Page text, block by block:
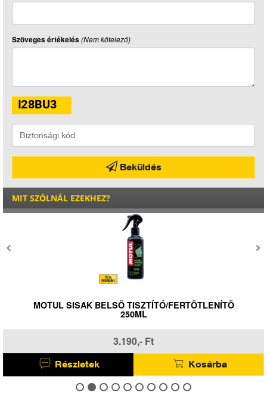
Szöveges értékelés(Nem kötelező)
Beküldés
MIT SZÓLNÁL EZEKHEZ?
MOTUL SISAK BELSÖ TISZTÍTÓ/FERTÖTLENÍTÖ
250ML
3.190,- Ft
Részletek Kosárba